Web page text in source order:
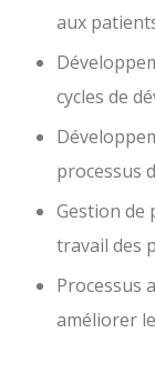
aux
cycles de
processus
Gestion de
travail des
Processus
améliorer